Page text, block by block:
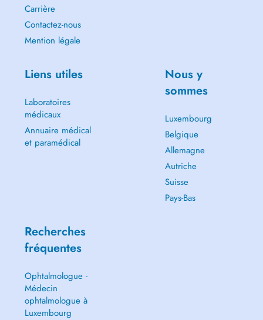
Carrière
Contactez-nous
Mention légale
Liens utiles
Laboratoires
médicaux
Annuaire médical
et paramédical
Nous y
sommes
Luxembourg
Belgique
Allemagne
Autriche
Suisse
Pays-Bas
Recherches
fréquentes
Ophtalmologue -
Médecin
ophtalmologue à
Luxembourg